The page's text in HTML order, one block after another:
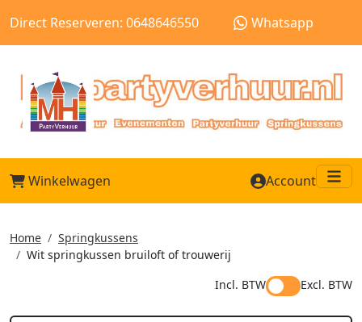
Direct Reserveren: 0648646550 Whatsapp
Winkelwagen Account
Home
Springkussens
Wit springkussen bruiloft of trouwerij
Incl. BTW
Excl. BTW